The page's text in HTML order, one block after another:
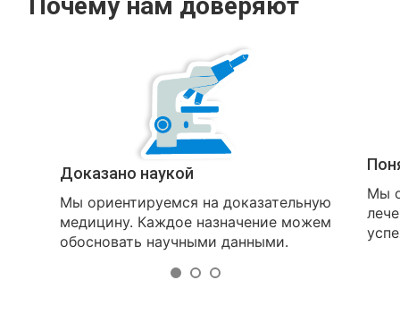
Доказано наукой
Мы ориентируемся на доказательную
медицину. Каждое назначение можем
обосновать научными данными.
Мы